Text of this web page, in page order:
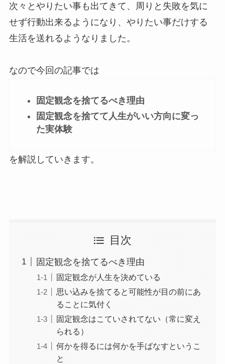
次々とやりたい事も出てきて、周りと失敗を気に
せず行動出来るようになり、やりたい事だけする
生活を送れるようなりました。
なので今回の記事では
固定観念を捨てるべき理由
固定観念を捨てて人生がいい方向に変っ
た実体験
を解説していきます。
目次
固定観念を捨てるべき理由
固定観念が人生を決めている
思い込みを捨てると可能性が目の前にあ
ることに気付く
固定観念はこていされてない（常に変え
られる）
何かを得るには何かを手ばなすというこ
と